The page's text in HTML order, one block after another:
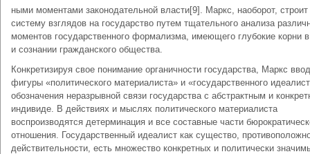
ными моментами законодательной власти[9]. Маркс, наоборот,
систему взглядов на государство путем тщательного анализа
моментов государственного формализма, имеющего глубокие корни
и сознании гражданского общества.
Конкретизируя свое понимание органичности государства, Маркс
фигуры «политического материалиста» и «государственного
обозначения неразрывной связи государства с абстрактным и
индивиде. В действиях и мыслях политического материалиста
воспроизводятся детерминация и все составные части
отношения. Государственный идеалист как существо,
действительности, есть множество конкретных и политически